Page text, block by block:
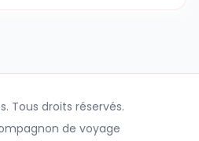
de confidentialité
Tous droits réservés.
de voyage